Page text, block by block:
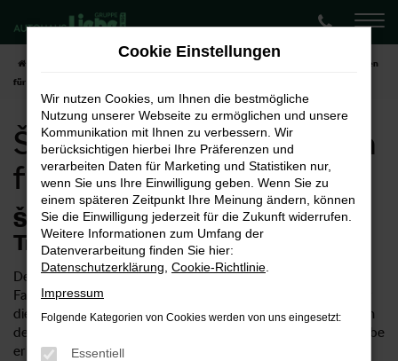
Zum
Hauptinhalt
springen
Škoda Octavia Neuwagen
für Bayreuth
Škoda Octavia Neuwagen
für Bayreuth
Škoda Octavia Neuwagen – Ihr
Traumwagen für Bayreuth
Der Škoda Octavia Neuwagen ist ein ungemein vielseitiges
Fahrzeug. Einerseits eignet sich das Modell natürlich ideal für
die Innenstadt von Bayreuth, ist allerdings auch für Fahrten in
der Umgebung und die Autobahn geeignet. Im Autohaus Liebe
erhalten Sie Škoda Octavia Neuwagen entsprechend Ihrer
Cookie Einstellungen
Wir nutzen Cookies, um Ihnen die bestmögliche
Nutzung unserer Webseite zu ermöglichen und unsere
Kommunikation mit Ihnen zu verbessern. Wir
berücksichtigen hierbei Ihre Präferenzen und
verarbeiten Daten für Marketing und Statistiken nur,
wenn Sie uns Ihre Einwilligung geben. Wenn Sie zu
einem späteren Zeitpunkt Ihre Meinung ändern, können
Sie die Einwilligung jederzeit für die Zukunft widerrufen.
Weitere Informationen zum Umfang der
Datenverarbeitung finden Sie hier:
Datenschutzerklärung Cookie-Richtlinie
Impressum
Folgende Kategorien von Cookies werden von uns eingesetzt:
Essentiell